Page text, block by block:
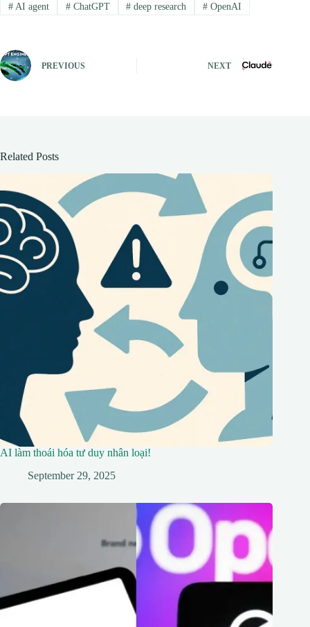
#AI agent #ChatGPT # deep research # OpenAI
PREVIOUS NEXT
Related Posts
AI làm thoái hóa tư duy nhân loại!
September 29, 2025